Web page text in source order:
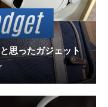
思ったガジェット